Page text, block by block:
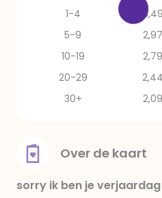
1-4
3,49
5-9
2,97
10-19
2,79
20-29
2,44
30+
2,09
Over de kaart
sorry ik ben je